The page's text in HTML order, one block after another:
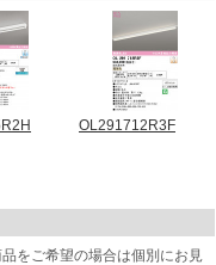
OL291712R3F
をご希望の場合は個別にお見